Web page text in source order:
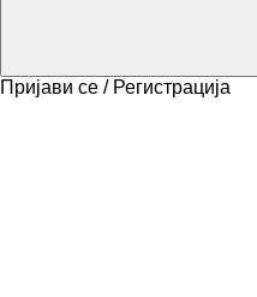
Пријави се / Регистрација